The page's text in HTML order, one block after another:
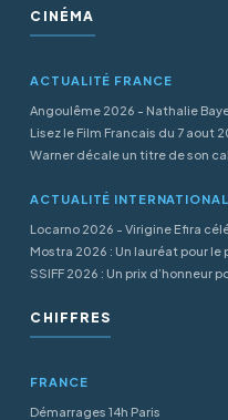
CINÉMA
ACTUALITÉ FRANCE
Angoulême 2026 - Nathalie
Lisez le Film Francais du 7 aout
Warner décale un titre de son
ACTUALITÉ
Locarno 2026 - Virigine Efira
Mostra 2026 : Un lauréat pour
SSIFF 2026 : Un prix d’honneur
CHIFFRES
FRANCE
Démarrages 14h Paris